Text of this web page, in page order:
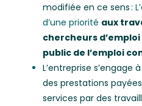
modifiée en ce sens :
d’une priorité aux
chercheurs
public de l’emploi
L’entreprise s’engage
des prestations
services par des